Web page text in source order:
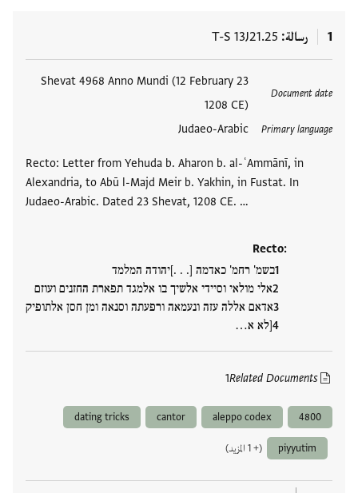
1 رسالة T-S 13J21.25
Document date
23 Shevat 4968 Anno Mundi (12 February
1208 CE)
Primary language
Judaeo-Arabic
Recto: Letter from Yehuda b. Aharon b. al-ʿAmmānī, in
Alexandria, to Abū l-Majd Meir b. Yakhin, in Fustat. In
Judaeo-Arabic. Dated 23 Shevat, 1208 CE. …
Recto:
בשמ' רחמ' כאדמה [. . .]יהודה המלמד
אלי מולאי וסיידי אלשיך בו אלמגד תפארת החזנים ועוזם
אדאם אללה עזה ונעמאה ורפעתה וסנאה ומן חסן אלתופיק
[לא א…
Related Documents
1
4800
aleppo codex
cantor
dating tricks
piyyutim (+ 1 المزيد)